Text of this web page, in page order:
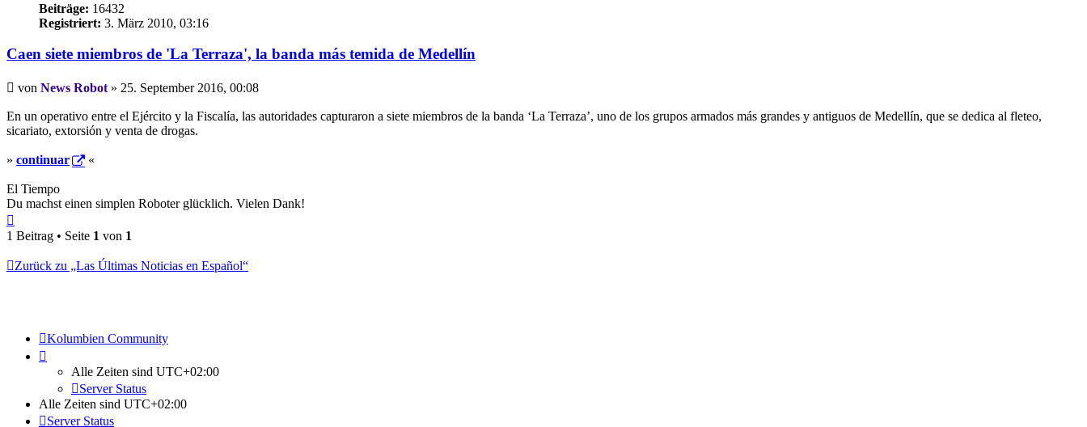
Beiträge: 16432
Registriert: 3. März 2010, 03:16
Caen siete miembros de 'La Terraza', la banda más temida de Medellín
Beitrag
von News Robot » 25. September 2016, 00:08
En un operativo entre el Ejército y la Fiscalía, las autoridades capturaron a siete miembros de la banda ‘La Terraza’, uno de los grupos armados más grandes y antiguos de Medellín, que se dedica al fleteo,
sicariato, extorsión y venta de drogas.
» continuar «
El Tiempo
Du machst einen simplen Roboter glücklich. Vielen Dank!
oben
1 Beitrag • Seite 1 von 1
Zurück zu „Las Últimas Noticias en Español“
Kolumbien Community
Alle Zeiten sind UTC+02:00
Server Status
Alle Zeiten sind UTC+02:00
Server Status